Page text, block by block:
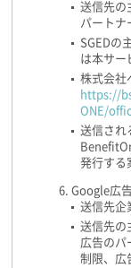
送信先の
パートナ
SGEDの
は本サー
株式会社
https://
ONE/
送信され
発行する
Google広
送信先企
送信先の
広告のパ
制限、広